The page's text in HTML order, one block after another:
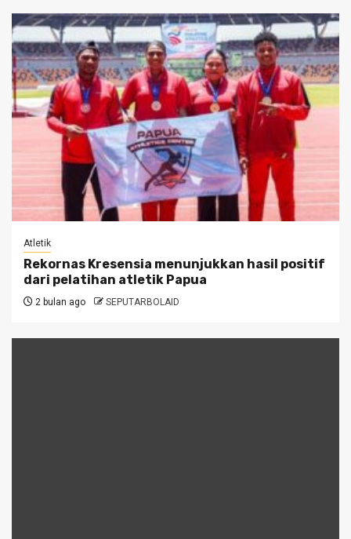
Atletik
Rekornas Kresensia menunjukkan hasil positif
dari pelatihan atletik Papua
2 bulan ago SEPUTARBOLAID